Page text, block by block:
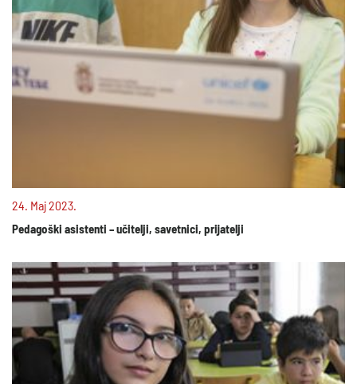
24. Maj 2023.
Pedagoški asistenti – učitelji, savetnici, prijatelji